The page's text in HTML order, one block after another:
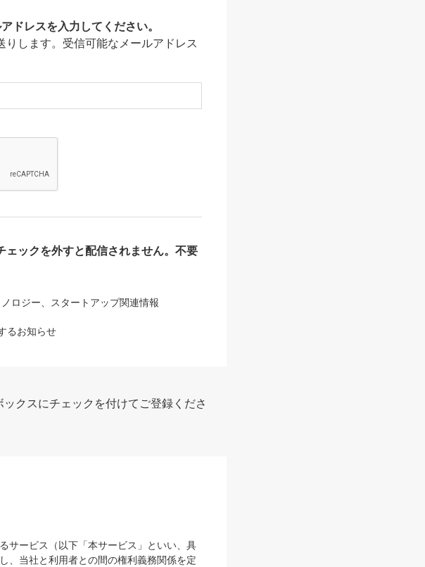
ドレスを入力してください。
します。受信可能なメールアドレス
ックを外すと配信されません。不要
ロジー、スタートアップ関連情報
るお知らせ
クスにチェックを付けてご登録くださ
サービス（以下「本サービス」といい、具
、当社と利用者との間の権利義務関係を定